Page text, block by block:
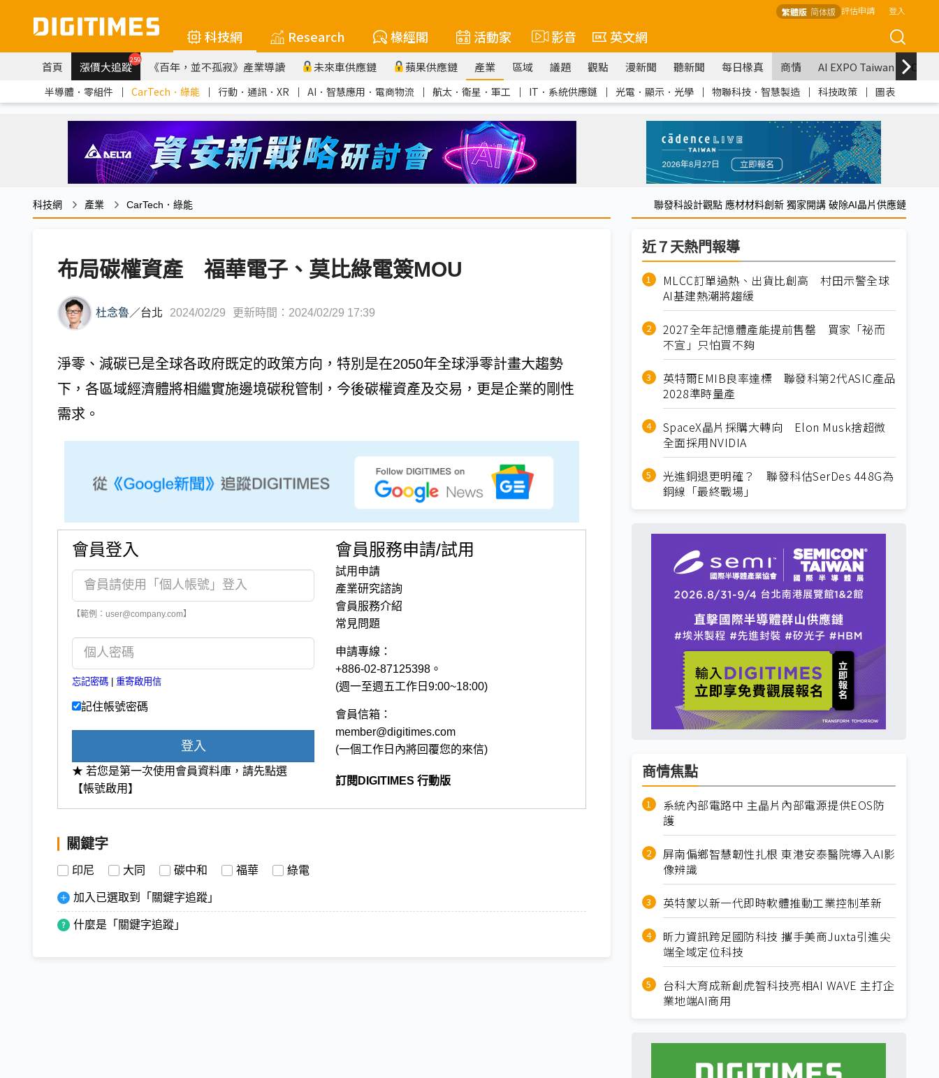
繁體版 简体版 評估申請 登入
科技網 Research 椽經閣 活動家 影音 英文網
首頁 漲價大追蹤259 《百年，並不孤寂》產業導讀 未來車供應鏈 蘋果供應鏈 產業 區域 議題 觀點 漫新聞 聽新聞 每日椽真 商情 AI EXPO Taiwan
半導體．零組件 ｜ CarTech．綠能 ｜ 行動．通訊．XR ｜ AI．智慧應用．電商物流 ｜ 航太．衛星．軍工 ｜ IT．系統供應鏈 ｜ 光電．顯示．光學 ｜ 物聯科技．智慧製造 ｜ 科技政策 ｜ 圖表
科技網 產業 CarTech．綠能 聯發科設計觀點 應材材料創新 獨家開講 破除AI晶片供應鏈
布局碳權資產 福華電子、莫比綠電簽MOU
杜念魯／台北 2024/02/29 更新時間：2024/02/29 17:39
淨零、減碳已是全球各政府既定的政策方向，特別是在2050年全球淨零計畫大趨勢
下，各區域經濟體將相繼實施邊境碳稅管制，今後碳權資產及交易，更是企業的剛性
需求。
會員登入
【範例：user@company.com】
忘記密碼 重寄啟用信
記住帳號密碼
登入
★ 若您是第一次使用會員資料庫，請先點選
【帳號啟用】
會員服務申請/試用
試用申請
產業研究諮詢
會員服務介紹
常見問題
申請專線：
+886-02-87125398。
(週一至週五工作日9:00~18:00)
會員信箱：
member@digitimes.com
(一個工作日內將回覆您的來信)
訂閱DIGITIMES 行動版
關鍵字
印尼 大同 碳中和 福華 綠電
加入已選取到「關鍵字追蹤」
什麼是「關鍵字追蹤」
近７天熱門報導
MLCC訂單過熱、出貨比創高 村田示警全球
AI基建熱潮將趨緩
2027全年記憶體產能提前售罄 買家「祕而
不宣」只怕買不夠
英特爾EMIB良率達標 聯發科第2代ASIC產品
2028準時量產
SpaceX晶片採購大轉向 Elon Musk捨超微
全面採用NVIDIA
光進銅退更明確？ 聯發科估SerDes 448G為
銅線「最終戰場」
商情焦點
系統內部電路中 主晶片內部電源提供EOS防
護
屏南偏鄉智慧韌性扎根 東港安泰醫院導入AI影
像辨識
英特蒙以新一代即時軟體推動工業控制革新
昕力資訊跨足國防科技 攜手美商Juxta引進尖
端全域定位科技
台科大育成新創虎智科技亮相AI WAVE 主打企
業地端AI商用